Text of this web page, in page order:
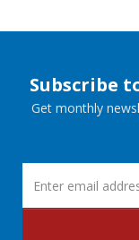
Subscribe
Get monthly